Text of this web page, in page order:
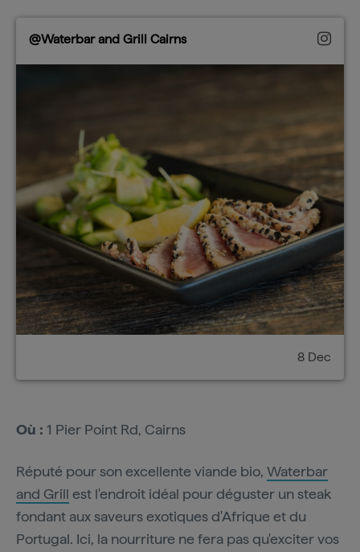
@Waterbar and Grill Cairns
8 Dec
Où : 1 Pier Point Rd, Cairns
Réputé pour son excellente viande bio, Waterbar
and Grill est l'endroit idéal pour déguster un steak
fondant aux saveurs exotiques d'Afrique et du
Portugal. Ici, la nourriture ne fera pas qu'exciter vos